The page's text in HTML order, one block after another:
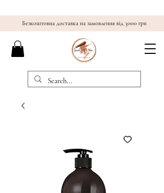
Безкоштовна доставка на замовлення від 3000 грн